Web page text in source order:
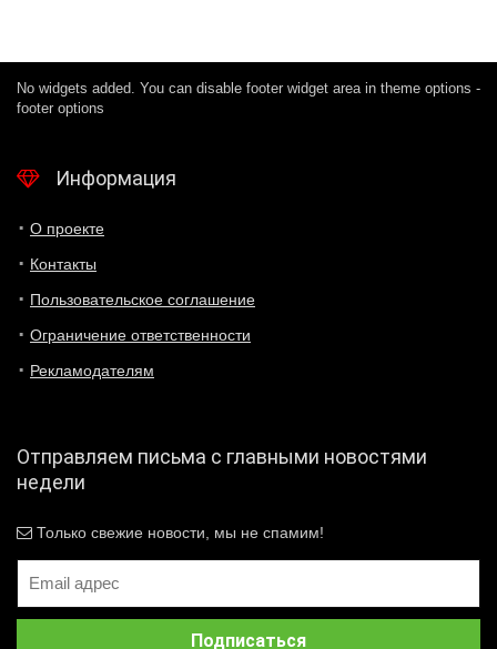
No widgets added. You can disable footer widget area in theme options -
footer options
Информация
О проекте
Контакты
Пользовательское соглашение
Ограничение ответственности
Рекламодателям
Отправляем письма с главными новостями
недели
Только свежие новости, мы не спамим!